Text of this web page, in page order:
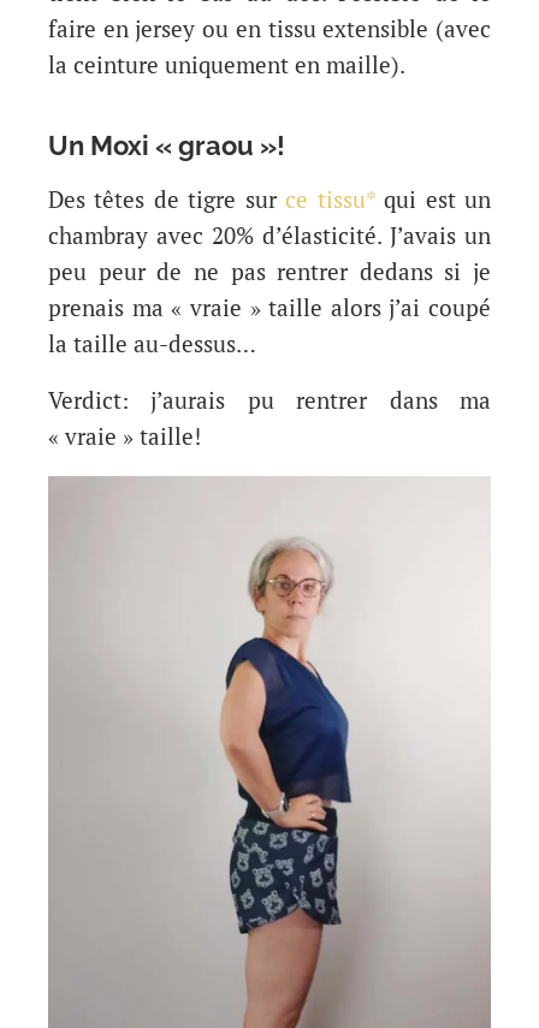
faire en jersey ou en tissu extensible (avec
la ceinture uniquement en maille).
Un Moxi « graou »!
Des têtes de tigre surce tissu*qui est un
chambray avec 20% d’élasticité. J’avais un
peu peur de ne pas rentrer dedans si je
prenais ma « vraie » taille alors j’ai coupé
la taille au-dessus…
Verdict: j’aurais pu rentrer dans ma
« vraie » taille!